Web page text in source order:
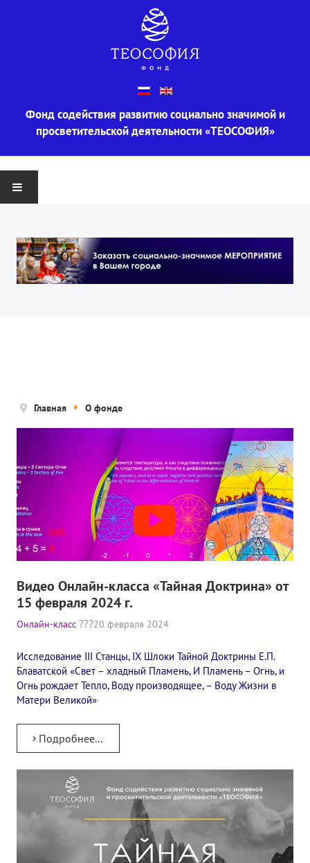
Фонд содействия развитию социально значимой и
просветительской деятельности «ТЕОСОФИЯ»
О ФОНДЕ
Информация
Концепция деятельности
Публичная оферта
Политика конфиденциальности
ПРОЕКТЫ
🌟 Детский проект «БЕЛЫЕ ЯГУАРЫ»
✔️ Заказать мероприятие
✔️ Заказать книги/журналы
Международный научно-исследовательский Центр, им. Е.П.
Межрегиональные теософские семинары России. Теософский
Международный Теософский Конгресс
Международный художественный Конкурс, посвященный
Международный поэтический Конкурс «Елене Петровне
Главная О фонде
Видео Онлайн-класса «Тайная Доктрина» от
15 февраля 2024 г.
Онлайн-класс 20 февраля 2024
Исследование III Станцы, IX Шлоки Тайной Доктрины Е.П.
Блаватской «Свет – хладный Пламень, И Пламень – Огнь, и
Огнь рождает Тепло, Воду производящее, – Воду Жизни в
Матери Великой»
Подробнее...